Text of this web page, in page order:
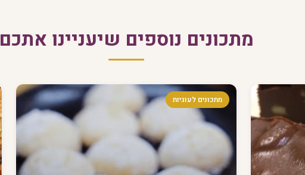
מתכונים נוספים שיעניינו אתכם
מתכונים לעוגיות